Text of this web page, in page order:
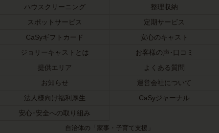
ハウスクリーニング
整理収納
スポットサービス
定期サービス
CaSyギフトカード
安心のキャスト
ジョリーキャストとは
お客様の声･口コミ
提供エリア
よくある質問
お知らせ
運営会社について
法人様向け福利厚生
CaSyジャーナル
安心･安全への取り組み
自治体の「家事・子育て支援」